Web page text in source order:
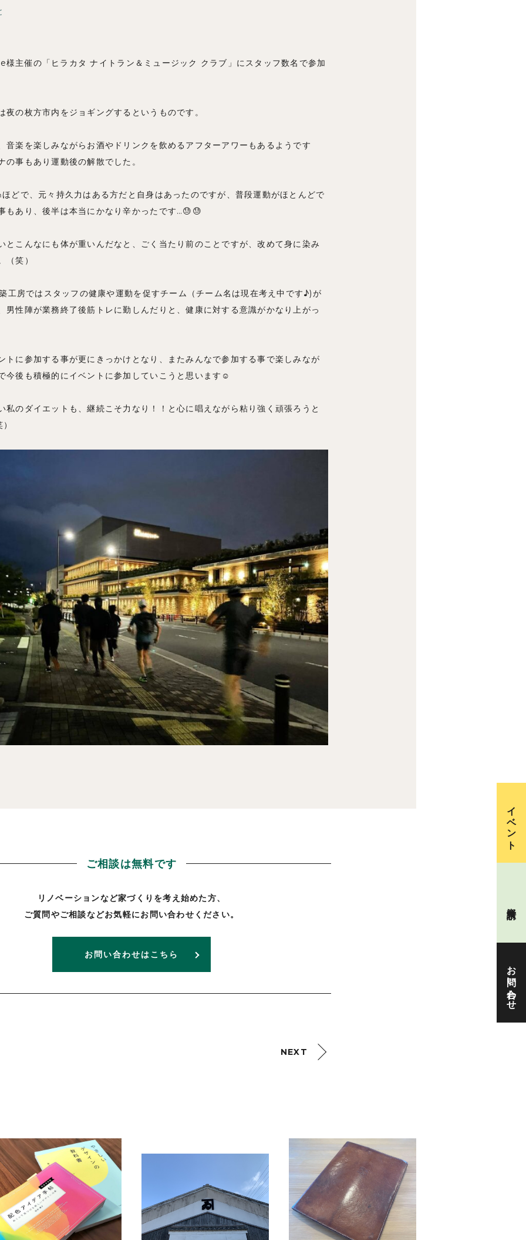
グ
主催の「ヒラカタ ナイトラン＆ミュージック クラブ」にスタッフ数名で参加
夜の枚方市内をジョギングするというものです。
音楽を楽しみながらお酒やドリンクを飲めるアフターアワーもあるようです
の事もあり運動後の解散でした。
どで、元々持久力はある方だと自身はあったのですが、普段運動がほとんどで
もあり、後半は本当にかなり辛かったです…😓😓
とこんなにも体が重いんだなと、ごく当たり前のことですが、改めて身に染み
（笑）
工房ではスタッフの健康や運動を促すチーム（チーム名は現在考え中です♪)が
男性陣が業務終了後筋トレに勤しんだりと、健康に対する意識がかなり上がっ
トに参加する事が更にきっかけとなり、またみんなで参加する事で楽しみなが
今後も積極的にイベントに参加していこうと思います☺
私のダイエットも、継続こそ力なり！！と心に唱えながら粘り強く頑張ろうと
ご相談は無料です
リノベーションなど家づくりを考え始めた方、
ご質問やご相談などお気軽にお問い合わせください。
お問い合わせはこちら
NEXT
イベント
お問い合わせ